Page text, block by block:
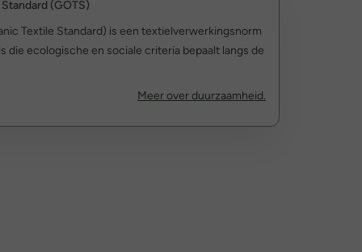
(GOTS)
Textile Standard) is een textielverwerkingsnorm
die ecologische en sociale criteria bepaalt langs de
Meer over duurzaamheid.